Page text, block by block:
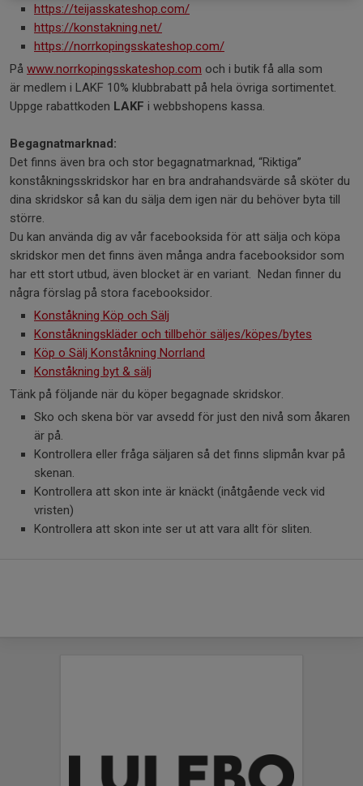
https://teijasskateshop.com/
https://konstakning.net/
https://norrkopingsskateshop.com/
På www.norrkopingsskateshop.com och i butik få alla som
är medlem i LAKF 10% klubbrabatt på hela övriga sortimentet.
Uppge rabattkoden LAKF i webbshopens kassa.
Begagnatmarknad:
Det finns även bra och stor begagnatmarknad, “Riktiga”
konståkningsskridskor har en bra andrahandsvärde så sköter du
dina skridskor så kan du sälja dem igen när du behöver byta till
större.
Du kan använda dig av vår facebooksida för att sälja och köpa
skridskor men det finns även många andra facebooksidor som
har ett stort utbud, även blocket är en variant. Nedan finner du
några förslag på stora facebooksidor.
Konståkning Köp och Sälj
Konståkningskläder och tillbehör säljes/köpes/bytes
Köp o Sälj Konståkning Norrland
Konståkning byt & sälj
Tänk på följande när du köper begagnade skridskor.
Sko och skena bör var avsedd för just den nivå som åkaren
är på.
Kontrollera eller fråga säljaren så det finns slipmån kvar på
skenan.
Kontrollera att skon inte är knäckt (inåtgående veck vid
vristen)
Kontrollera att skon inte ser ut att vara allt för sliten.